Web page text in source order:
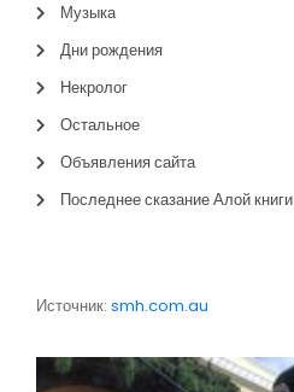
Музыка
Дни рождения
Некролог
Остальное
Объявления сайта
Последнее сказание Алой книги
Источник: smh.com.au